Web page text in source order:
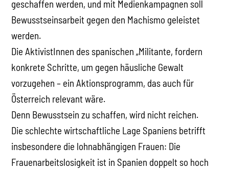
geschaffen werden, und mit Medienkampagnen soll
Bewusstseinsarbeit gegen den Machismo geleistet
werden.
Die AktivistInnen des spanischen „Militante, fordern
konkrete Schritte, um gegen häusliche Gewalt
vorzugehen – ein Aktionsprogramm, das auch für
Österreich relevant wäre.
Denn Bewusstsein zu schaffen, wird nicht reichen.
Die schlechte wirtschaftliche Lage Spaniens betrifft
insbesondere die lohnabhängigen Frauen: Die
Frauenarbeitslosigkeit ist in Spanien doppelt so hoch